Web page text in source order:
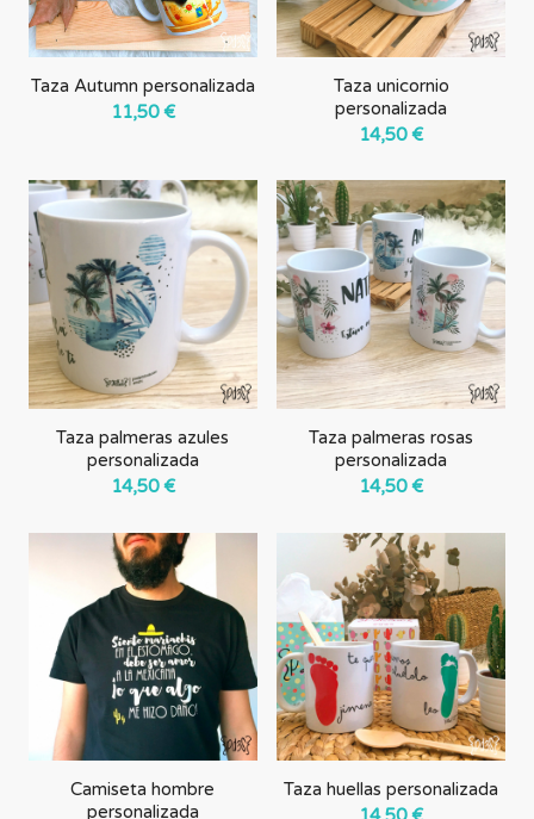
Taza Autumn personalizada
11,50€
Taza unicornio
personalizada
14,50€
Taza palmeras azules
personalizada
14,50€
Taza palmeras rosas
personalizada
14,50€
Camiseta hombre
personalizada
Taza huellas personalizada